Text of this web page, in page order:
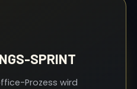
SPRINT
Prozess wird